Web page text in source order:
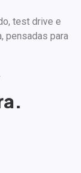
test drive e
pensadas para